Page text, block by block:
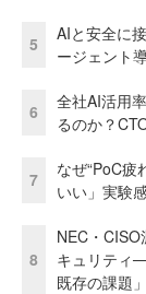
5
AIと安全に
ージェント
6
全社AI活用
るのか？
7
なぜ“PoC
いい」実験
8
NEC・
キュリティ
既存の課題」